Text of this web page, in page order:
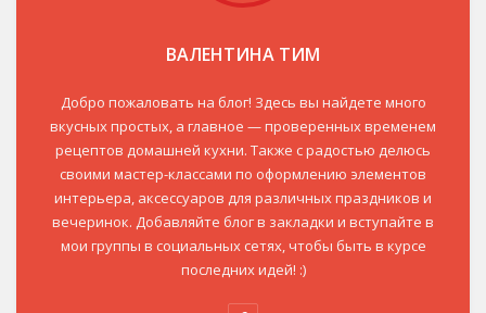
ВАЛЕНТИНА ТИМ
Добро пожаловать на блог! Здесь вы найдете много
вкусных простых, а главное — проверенных временем
рецептов домашней кухни. Также с радостью делюсь
своими мастер-классами по оформлению элементов
интерьера, аксессуаров для различных праздников и
вечеринок. Добавляйте блог в закладки и вступайте в
мои группы в социальных сетях, чтобы быть в курсе
последних идей! :)